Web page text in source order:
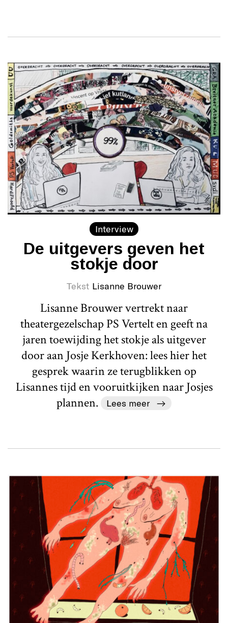
Interview
De uitgevers geven het
stokje door
Tekst Lisanne Brouwer
Lisanne Brouwer vertrekt naar
theatergezelschap PS Vertelt en geeft na
jaren toewijding het stokje als uitgever
door aan Josje Kerkhoven: lees hier het
gesprek waarin ze terugblikken op
Lisannes tijd en vooruitkijken naar Josjes
plannen.
Lees meer